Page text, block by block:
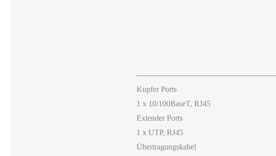
Kupfer Ports
1 x 10/100BaseT, RJ45
Extender Ports
1 x UTP, RJ45
Übertragungskabel